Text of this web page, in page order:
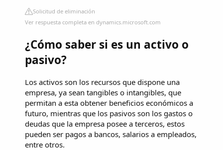
Solicitud de eliminación
Ver respuesta completa en dynamics.microsoft.com
¿Cómo saber si es un activo o
pasivo?
Los activos son los recursos que dispone una
empresa, ya sean tangibles o intangibles, que
permitan a esta obtener beneficios económicos a
futuro, mientras que los pasivos son los gastos o
deudas que la empresa posee a terceros, estos
pueden ser pagos a bancos, salarios a empleados,
entre otros.